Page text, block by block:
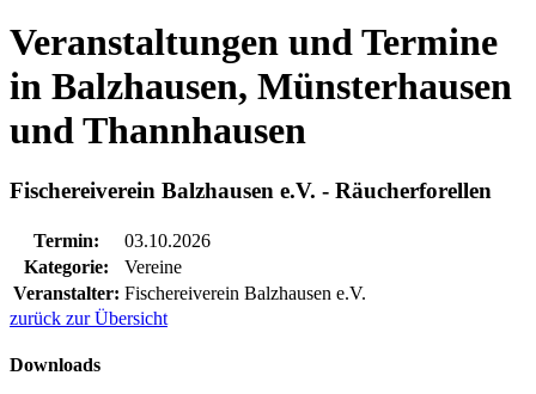
Veranstaltungen und Termine
in Balzhausen, Münsterhausen
und Thannhausen
Fischereiverein Balzhausen e.V. - Räucherforellen
Termin:
03.10.2026
Kategorie:
Vereine
Veranstalter: Fischereiverein Balzhausen e.V.
zurück zur Übersicht
Downloads